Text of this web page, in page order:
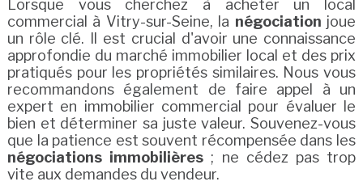
Lorsque vous cherchez à acheter un local
commercial à Vitry-sur-Seine, la négociation joue
un rôle clé. Il est crucial d'avoir une connaissance
approfondie du marché immobilier local et des prix
pratiqués pour les propriétés similaires. Nous vous
recommandons également de faire appel à un
expert en immobilier commercial pour évaluer le
bien et déterminer sa juste valeur. Souvenez-vous
que la patience est souvent récompensée dans les
négociations immobilières ; ne cédez pas trop
vite aux demandes du vendeur.